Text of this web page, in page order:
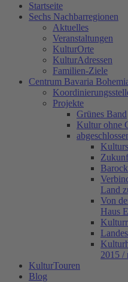
Startseite
Sechs Nachbarregionen
Aktuelles
Veranstaltungen
KulturOrte
KulturAdressen
Familien-Ziele
Centrum Bavaria
Projekte
Grünes Band
Kultur ohne
Land
Von
Haus
2015 /
KulturTouren
Blog